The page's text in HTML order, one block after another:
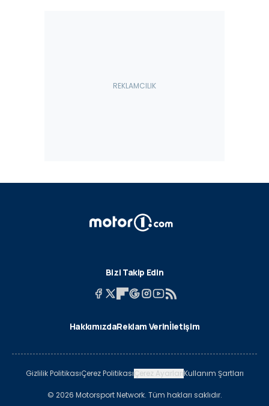
Bizi Takip Edin
HakkımızdaReklam Verinİletişim
Gizlilik PolitikasıÇerez PolitikasıÇerez AyarlarıKullanım Şartları
© 2026 Motorsport Network. Tüm hakları saklıdır.